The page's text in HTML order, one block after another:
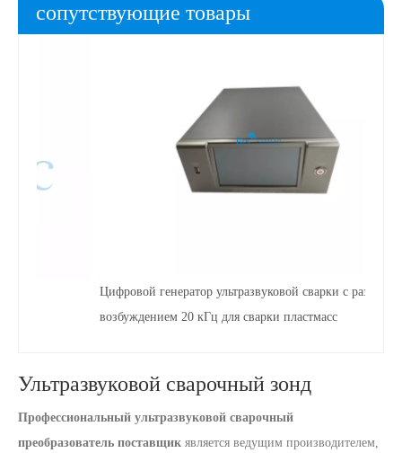
сопутствующие товары
Цифровой генератор ультразвуковой сварки с раздельным
возбуждением 20 кГц для сварки пластмасс
Ультразвуковой сварочный зонд
Профессиональный ультразвуковой сварочный
преобразователь поставщик является ведущим производителем,